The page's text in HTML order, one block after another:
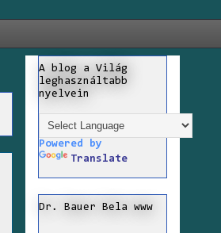
A blog a Világ
leghasználtabb
nyelvein
Powered by
Translate
Dr. Bauer Bela www